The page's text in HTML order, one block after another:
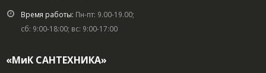
Время работы: Пн-пт: 9.00-19.00;
сб: 9:00-18:00; вс: 9:00-17:00
«МиК САНТЕХНИКА»